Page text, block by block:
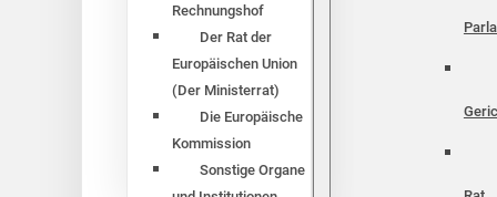
Rechnungshof
Der Rat der
Europäischen Union
(Der Ministerrat)
Die Europäische
Kommission
Sonstige Organe